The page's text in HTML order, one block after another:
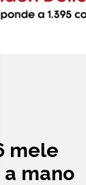
mele
mano